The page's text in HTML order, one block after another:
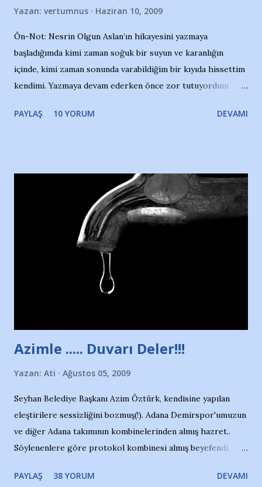
Yazan: vertumnus Haziran 10, 2009
Ön-Not: Nesrin Olgun Aslan’ın hikayesini yazmaya
başladığımda kimi zaman soğuk bir suyun ve karanlığın
içinde, kimi zaman sonunda varabildiğim bir kıyıda hissettim
kendimi. Yazmaya devam ederken önce zor tutuyordum
Yazımı, ağlayarak bitirebildim ancak…Kendisinin web
Nesrin’in Hikayesi’ne başlıyorum… 1964 Adana Yüzme
havuzunun kenarında 7 yaşında kara kuru bir kız çocuğu
duruyor. Havuzun içinde Adana Demirspor Kulübü
yüzücüleri. Erkekler çoğunlukta. Küçük kız etrafına bakıyor.
Sadece 4 kız çocuğu var. Nesrin, Adana Demirspor’un 4
kızından biri oluyor o gün…Giriyor havuza. 1973 – 1975
Adana Nesrin, 16 yaşında. Yüzüyor. 7 yaşında girdiği
Türkiye 3.lüğü var. 17 yaşında mar...
PAYLAŞ 10 YORUM DEVAMI
Azimle ..... Duvarı Deler!!!
Yazan: Ati Ağustos 05, 2009
Seyhan Belediye Başkanı Azim Öztürk, kendisine yapılan
eleştirilere sessizliğini bozmuş(!). Adana Demirspor'umuzun
ve diğer Adana takımının kombinelerinden almış hazret..
Söylenenlere göre protokol kombinesi almış beyefendi,
ki kombineyi Bekir Başkan'dan alırken; dillere destan..
PAYLAŞ 38 YORUM DEVAMI